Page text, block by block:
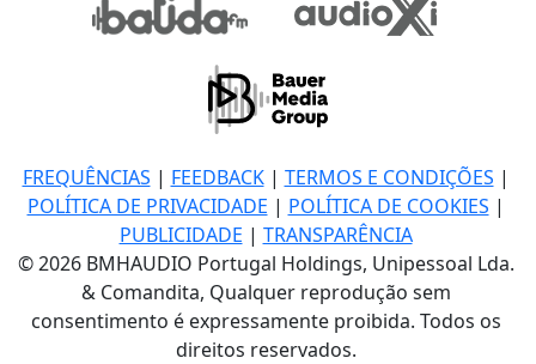
FREQUÊNCIAS | FEEDBACK| TERMOS E CONDIÇÕES |
POLÍTICA DE PRIVACIDADE | POLÍTICA DE COOKIES |
PUBLICIDADE | TRANSPARÊNCIA
© 2026 BMHAUDIO Portugal Holdings, Unipessoal Lda.
& Comandita, Qualquer reprodução sem
consentimento é expressamente proibida. Todos os
direitos reservados.